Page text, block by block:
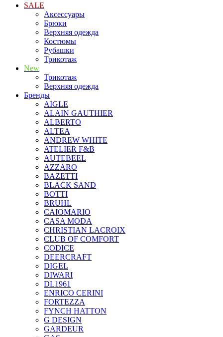
SALE
Аксессуары
Брюки
Верхняя одежда
Костюмы
Рубашки
Трикотаж
New
Трикотаж
Верхняя одежда
Бренды
AIGLE
ALAIN GAUTHIER
ALBERTO
ALTEA
ANDREW WHITE
ATELIER F&B
AUTEBEEL
AZZARO
BAZETTI
BLACK SAND
BOTTI
BRUHL
CAIOMARIO
CASA MODA
CHRISTIAN LACROIX
CLUB OF COMFORT
CODICE
DEERCRAFT
DIGEL
DIWARI
DL1961
ENRICO CERINI
FORTEZZA
FYNCH HATTON
G DESIGN
GARDEUR